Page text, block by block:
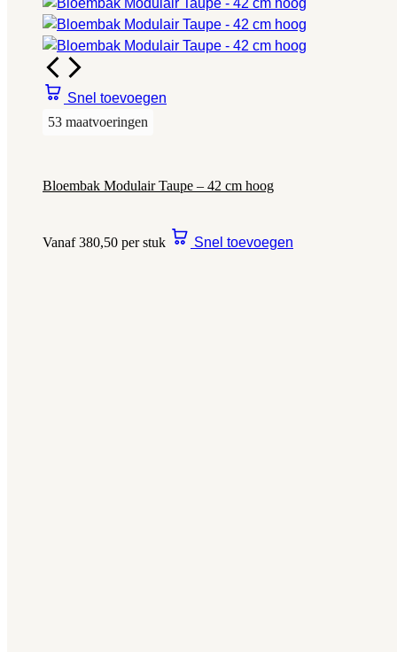
Snel toevoegen
53 maatvoeringen
Bloembak Modulair Taupe – 42 cm hoog
Vanaf 380,50 per stuk Snel toevoegen